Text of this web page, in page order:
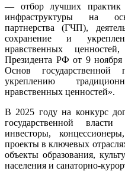
— отбор лучших практик
инфраструктуры на
партнерства (ГЧП),
сохранение и
нравственных
Президента РФ от 9
Основ
укреплению
нравственных ценностей».
В 2025 году на конкурс
государственной
инвесторы,
проекты в ключевых
объекты образования,
населения и санаторно-